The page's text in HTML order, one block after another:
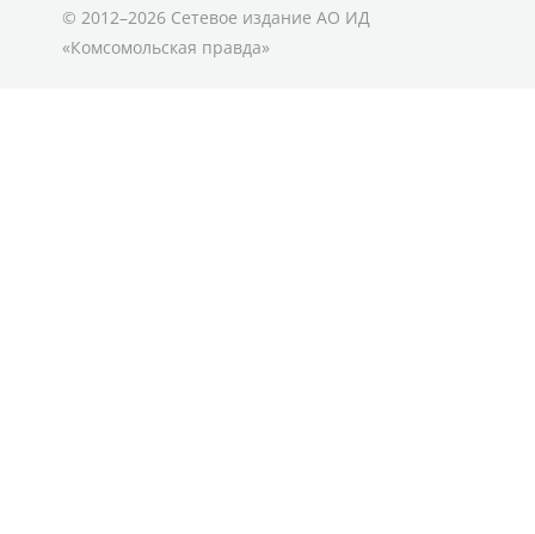
© 2012–2026 Сетевое издание АО ИД
«Комсомольская правда»